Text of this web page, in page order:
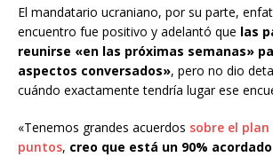
El mandatario ucraniano, por su parte,
encuentro fue positivo y adelantó que las
reunirse «en las próximas semanas»
aspectos conversados», pero no dio
cuándo exactamente tendría lugar ese
«Tenemos grandes acuerdos sobre el plan
puntos, creo que está un 90% acordado